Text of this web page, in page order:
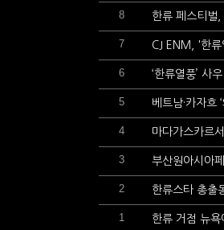
8 한류 페스티벌
7 CJ ENM, '한류
6 ‘한류열풍’ 사
5 베트남·카자흐
4 마다가스카르
3 부산원아시아
2 한류스타 총
1 한류 거점 뉴